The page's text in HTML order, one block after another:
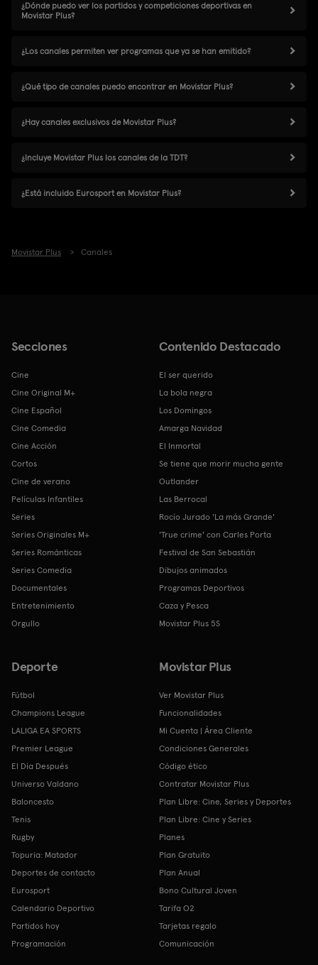
¿Dónde puedo ver los partidos y competiciones deportivas en
Movistar Plus?
¿Los canales permiten ver programas que ya se han emitido?
¿Qué tipo de canales puedo encontrar en Movistar Plus?
¿Hay canales exclusivos de Movistar Plus?
¿Incluye Movistar Plus los canales de la TDT?
¿Está incluido Eurosport en Movistar Plus?
Movistar Plus Canales
Secciones
Cine
Cine Original M+
Cine Español
Cine Comedia
Cine Acción
Cortos
Cine de verano
Películas Infantiles
Series
Series Originales M+
Series Románticas
Series Comedia
Documentales
Entretenimiento
Orgullo
Contenido Destacado
El ser querido
La bola negra
Los Domingos
Amarga Navidad
El Inmortal
Se tiene que morir mucha gente
Outlander
Las Berrocal
Rocío Jurado 'La más Grande'
'True crime' con Carles Porta
Festival de San Sebastián
Dibujos animados
Programas Deportivos
Caza y Pesca
Movistar Plus 5S
Deporte
Fútbol
Champions League
LALIGA EA SPORTS
Premier League
El Día Después
Universo Valdano
Baloncesto
Tenis
Rugby
Topuria: Matador
Deportes de contacto
Eurosport
Calendario Deportivo
Partidos hoy
Programación
Movistar Plus
Ver Movistar Plus
Funcionalidades
Mi Cuenta | Área Cliente
Condiciones Generales
Código ético
Contratar Movistar Plus
Plan Libre: Cine, Series y Deportes
Plan Libre: Cine y Series
Planes
Plan Gratuito
Plan Anual
Bono Cultural Joven
Tarifa O2
Tarjetas regalo
Comunicación